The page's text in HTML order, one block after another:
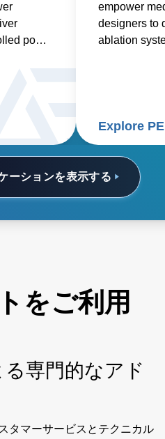
ーションを表示する
power
a high-
empower
designers to
ablation
patients and
Explore
をご利用
専門的なアド
タマーサービスとテクニカル